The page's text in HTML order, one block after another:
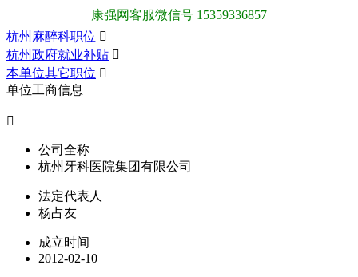
康强网客服微信号 15359336857
杭州麻醉科职位 
杭州政府就业补贴 
本单位其它职位 
单位工商信息

公司全称
杭州牙科医院集团有限公司
法定代表人
杨占友
成立时间
2012-02-10